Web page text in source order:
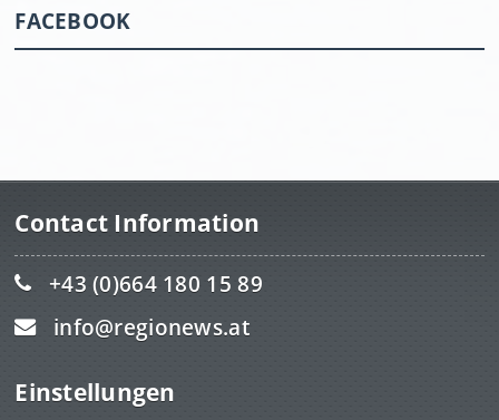
FACEBOOK
Contact Information
+43 (0)664 180 15 89
info@regionews.at
Einstellungen